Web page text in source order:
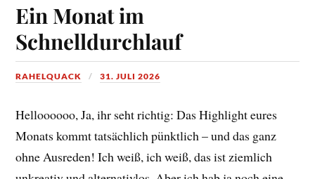
Ein Monat im
Schnelldurchlauf
RAHELQUACK 31. JULI 2026
Helloooooo, Ja, ihr seht richtig: Das Highlight eures
Monats kommt tatsächlich pünktlich – und das ganz
ohne Ausreden! Ich weiß, ich weiß, das ist ziemlich